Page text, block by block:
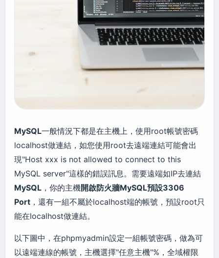
MySQL一般情況下都是在主機上，使用root帳號密碼
localhost做連結，如您使用root去遠端連結可能會出
現"Host xxx is not allowed to connect to this
MySQL server"這樣的錯誤訊息。需要遠端如IP去連結
MySQL ，你的主機開啟防火牆MySQL預設3306
Port ，還有一組不屬於localhost端的帳號，預設root只
能在localhost做連結。
以下圖中，在phpmyadmin設定一組帳號密碼，做為可
以遠端連線的帳號，主機選擇"任意主機"%，全域權限